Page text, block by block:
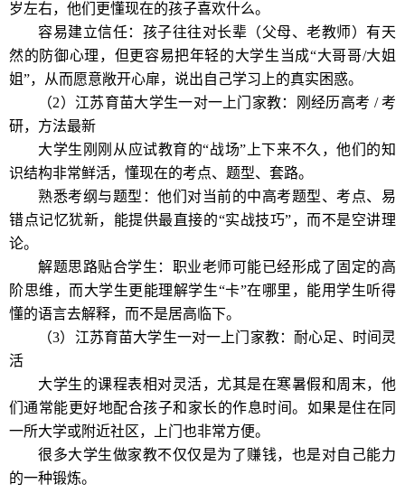
岁左右，他们更懂现在的孩子喜欢什么。
容易建立信任：孩子往往对长辈（父母、老教师）有天
然的防御心理，但更容易把年轻的大学生当成“大哥哥/大姐
姐”，从而愿意敞开心扉，说出自己学习上的真实困惑。
（2） 江苏育苗大学生一对一上门 家教：刚经历高考 / 考
研，方法最新
大学生刚刚从应试教育的“战场”上下来不久，他们的知
识结构非常鲜活，懂现在的考点、题型、套路。
熟悉考纲与题型：他们对当前的中高考题型、考点、易
错点记忆犹新，能提供最直接的“实战技巧”，而不是空讲理
论。
解题思路贴合学生：职业老师可能已经形成了固定的高
阶思维，而大学生更能理解学生“卡”在哪里，能用学生听得
懂的语言去解释，而不是居高临下。
（3） 江苏育苗大学生一对一上门 家教：耐心足、时间灵
活
大学生的课程表相对灵活，尤其是在寒暑假和周末，他
们通常能更好地配合孩子和家长的作息时间。如果是住在同
一所大学或附近社区，上门也非常方便。
很多大学生做家教不仅仅是为了赚钱，也是对自己能力
的一种锻炼。